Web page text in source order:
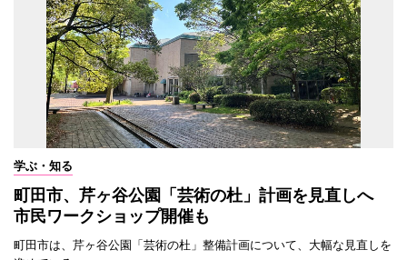
学ぶ・知る
町田市、芹ヶ谷公園「芸術の杜」計画を見直しへ
市民ワークショップ開催も
町田市は、芹ヶ谷公園「芸術の杜」整備計画について、大幅な見直しを